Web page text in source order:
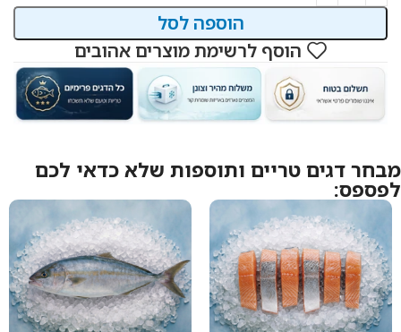
הוספה לסל
הוסף לרשימת מוצרים אהובים
מבחר דגים טריים ותוספות שלא כדאי לכם
לפספס: